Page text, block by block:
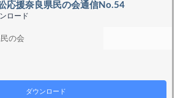
応援奈良県民の会通信No.54
ロード
の会
ダウンロード